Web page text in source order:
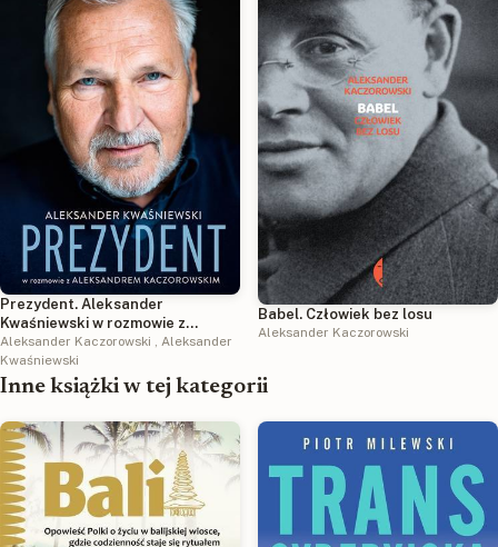
Prezydent. Aleksander
Kwaśniewski w rozmowie z
Aleksandrem Kaczorowskim wyd.
2025
Aleksander Kaczorowski , Aleksander
Kwaśniewski
Babel. Człowiek bez losu
Aleksander Kaczorowski
Inne książki w tej kategorii